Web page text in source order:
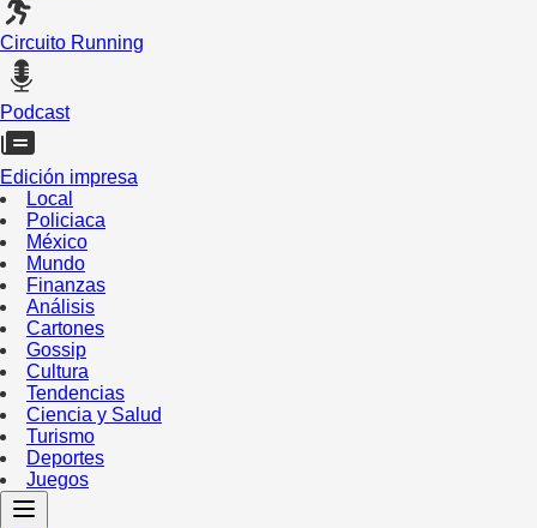
Circuito Running
Podcast
Edición impresa
Local
Policiaca
México
Mundo
Finanzas
Análisis
Cartones
Gossip
Cultura
Tendencias
Ciencia y Salud
Turismo
Deportes
Juegos